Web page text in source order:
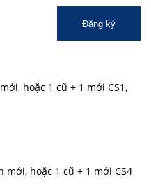
Đăng ký
hoặc 1 cũ + 1 mới CS1,
hoặc 1 cũ + 1 mới CS4